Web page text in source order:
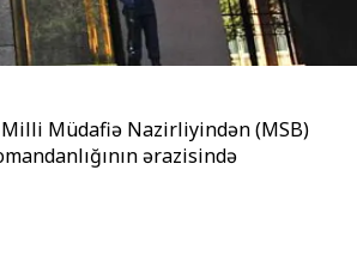
Milli Müdafiə Nazirliyindən (MSB)
ərazisində